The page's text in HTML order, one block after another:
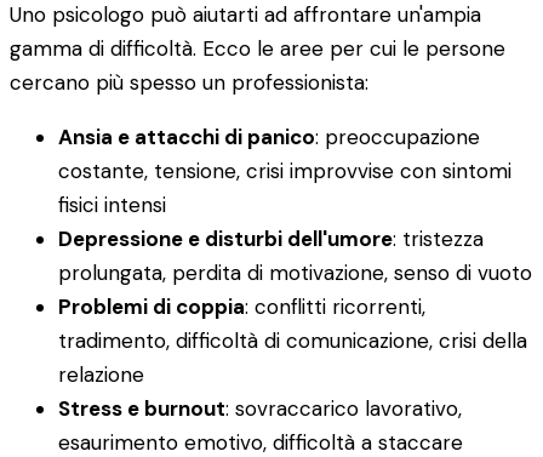
Uno psicologo può aiutarti ad affrontare un'ampia
gamma di difficoltà. Ecco le aree per cui le persone
cercano più spesso un professionista:
Ansia e attacchi di panico: preoccupazione
costante, tensione, crisi improvvise con sintomi
fisici intensi
Depressione e disturbi dell'umore: tristezza
prolungata, perdita di motivazione, senso di vuoto
Problemi di coppia: conflitti ricorrenti,
tradimento, difficoltà di comunicazione, crisi della
relazione
Stress e burnout: sovraccarico lavorativo,
esaurimento emotivo, difficoltà a staccare